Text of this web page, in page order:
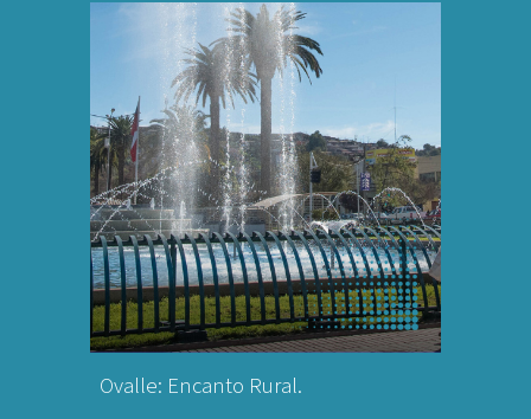
Ovalle: Encanto Rural.